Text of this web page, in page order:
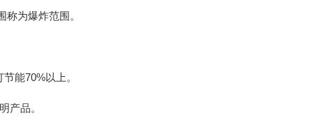
为爆炸范围。
能70%以上。
产品。